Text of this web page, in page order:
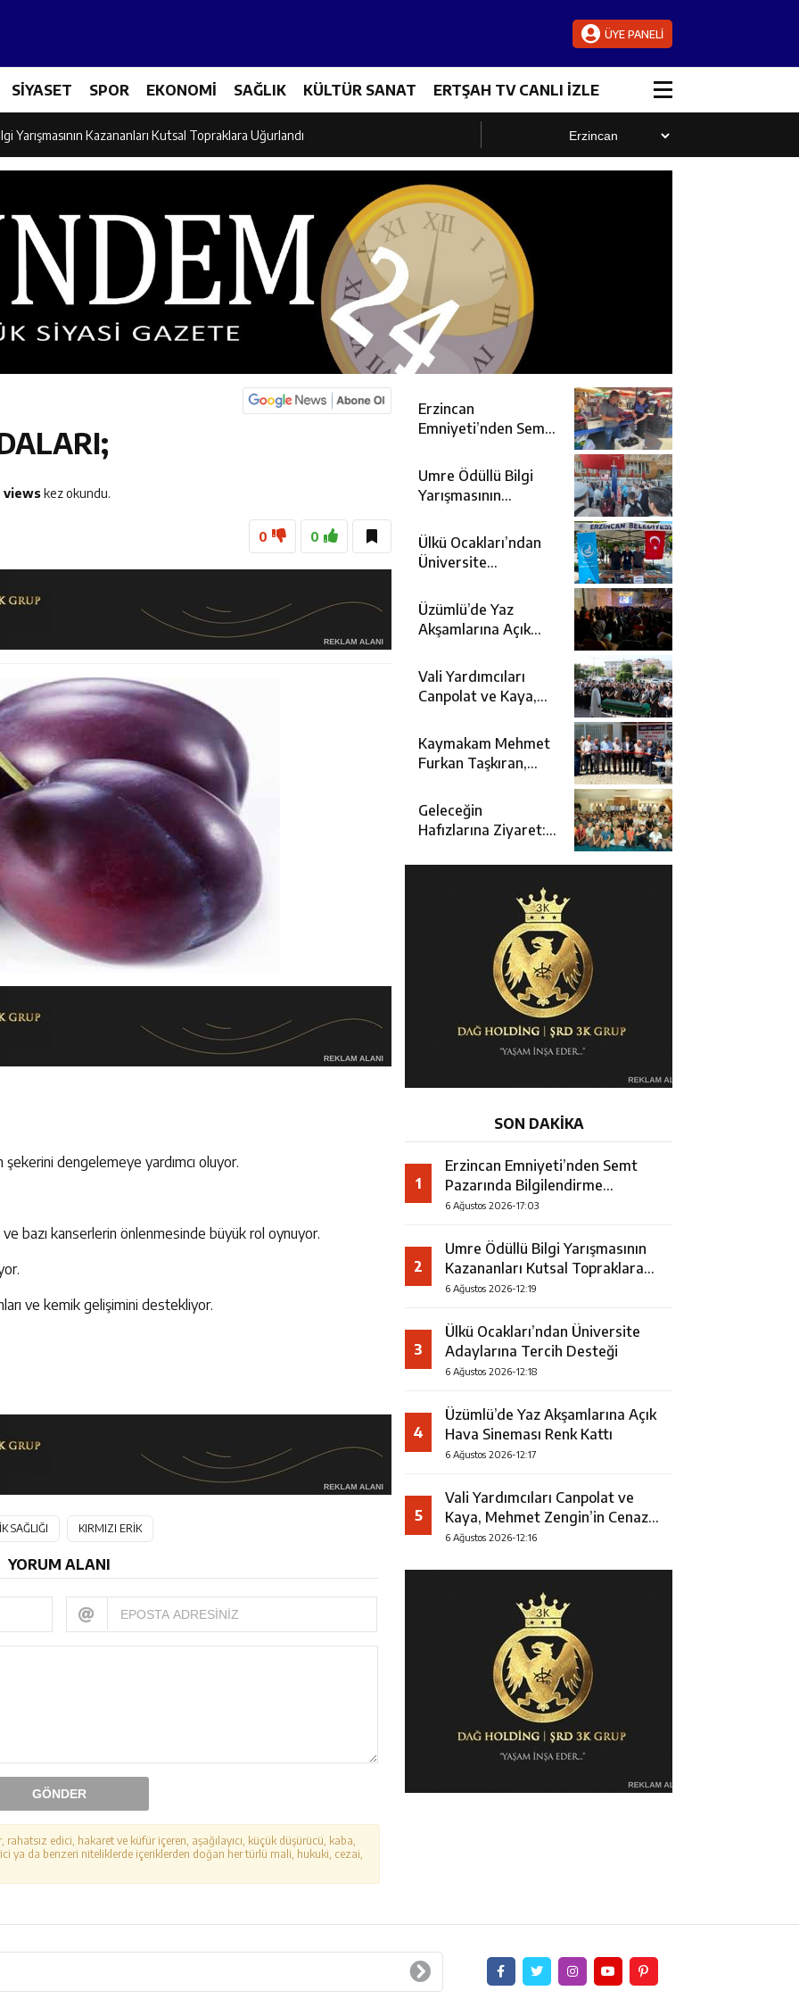
ÜYE PANELİ
SİYASET SPOR EKONOMİ SAĞLIK KÜLTÜR SANAT ERTŞAH TV CANLI İZLE
Semt Pazarında Bilgilendirme Faaliyeti
Yarışmasının Kazananları Kutsal Topraklara Uğurlandı
Akşamlarına Açık Hava Sineması Renk Kattı
Canpolat ve Kaya, Mehmet Zengin’in Cenaze Törenine Katıldı
Ziyaret: Burhan İşliyen Erzincan’da Kur’an Kursu Öğrencileriyle Buluştu
Süleyman Tan Üyelerle Buluşmayı Sürdürüyor
45 Şahıs Yakalandı: 24 Hükümlü Cezaevine Gönderildi
Takımı ANALİG’de Yarı Final Biletini Aldı
Semt Pazarında Bilgilendirme Faaliyeti
viewskez okundu.
0
0
dengelemeye yardımcı oluyor.
bazı kanserlerin önlenmesinde büyük rol oynuyor.
ve kemik gelişimini destekliyor.
SAĞLIĞI KIRMIZI ERİK
YORUM ALANI
GÖNDER
rahatsız edici, hakaret ve küfür içeren, aşağılayıcı, küçük düşürücü, kaba,
ya da benzeri niteliklerde içeriklerden doğan her türlü mali, hukuki, cezai,
Erzincan
Emniyeti’nden Semt
Bilgilendirme
Faaliyeti
Umre Ödüllü Bilgi
Yarışmasının
Topraklara
Uğurlandı
Ülkü Ocakları’ndan
Üniversite
Desteği
Üzümlü’de Yaz
Akşamlarına Açık
Kattı
Vali Yardımcıları
Canpolat ve Kaya,
Cenaze Törenine
Katıldı
Kaymakam Mehmet
Furkan Taşkıran,
Açılışına Katıldı
Geleceğin
Hafızlarına Ziyaret:
Erzincan’da Kur’an
Kursu Öğrencileriyle
SON DAKİKA
1
Erzincan Emniyeti’nden Semt
Pazarında Bilgilendirme
Faaliyeti
6 Ağustos 2026-17:03
2
Umre Ödüllü Bilgi Yarışmasının
Kazananları Kutsal Topraklara
Uğurlandı
6 Ağustos 2026-12:19
3
Ülkü Ocakları’ndan Üniversite
Adaylarına Tercih Desteği
6 Ağustos 2026-12:18
4
Üzümlü’de Yaz Akşamlarına Açık
Hava Sineması Renk Kattı
6 Ağustos 2026-12:17
5
Vali Yardımcıları Canpolat ve
Kaya, Mehmet Zengin’in Cenaze
Törenine Katıldı
6 Ağustos 2026-12:16